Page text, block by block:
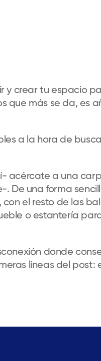
y crear tu espacio
que más se da, es
a la hora de
acércate a una
De una forma
el resto de las
o estantería
donde
líneas del post: